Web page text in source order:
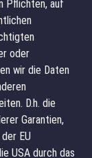
Pflichten, auf
oder
wir die Daten
D.h. die
Garantien,
EU
USA durch das